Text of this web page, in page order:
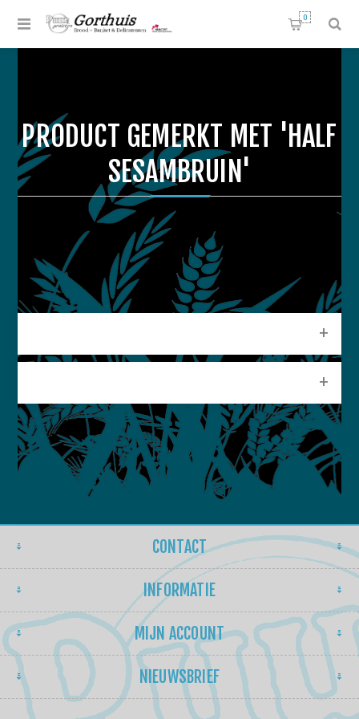
0
PRODUCT GEMERKT MET 'HALF
SESAMBRUIN'
CONTACT
INFORMATIE
MIJN ACCOUNT
NIEUWSBRIEF